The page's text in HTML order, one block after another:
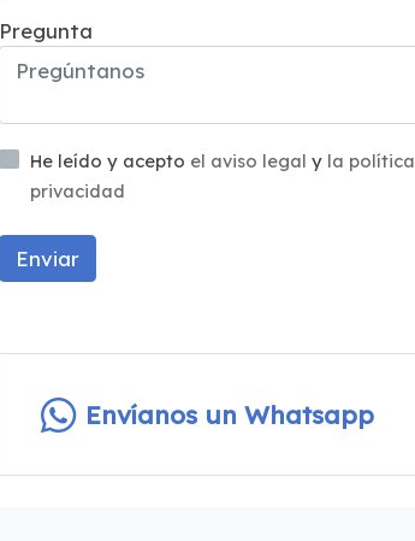
Pregunta
He leído y acepto el aviso legal y la
privacidad
Enviar
Envíanos un Whatsapp